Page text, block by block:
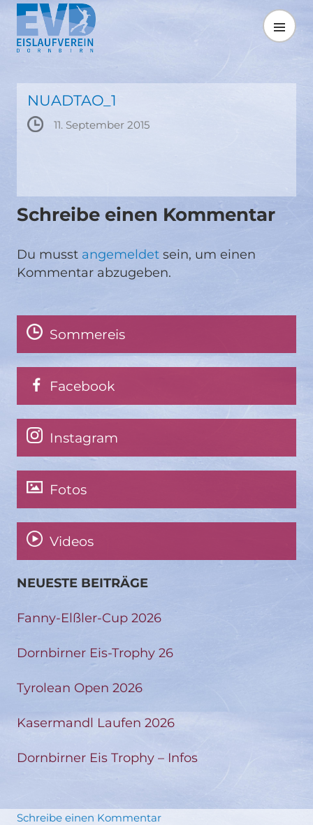
Springe
zum
Inhalt
MENÜ
NUADTAO_1
11. September 2015
Schreibe einen Kommentar
Schreibe einen Kommentar
Du musst angemeldet sein, um einen
Kommentar abzugeben.
Sommereis
Facebook
Instagram
Fotos
Videos
NEUESTE BEITRÄGE
Fanny-Elßler-Cup 2026
Dornbirner Eis-Trophy 26
Tyrolean Open 2026
Kasermandl Laufen 2026
Dornbirner Eis Trophy – Infos